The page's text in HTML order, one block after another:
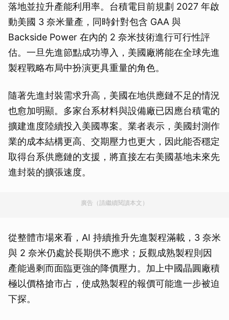
落地並拉升產能利用率。台積電目前規劃 2027 年啟
動美國 3 奈米量產，同時針對包含 GAA 與
Backside Power 在內的 2 奈米技術進行可行性評
估。一旦先進節點成功導入，美國廠將能在全球先進
製程戰略布局中扮演更具重量的角色。
隨著先進封裝需求升高，美國在地供應鏈不足的情況
也愈加明顯。多家台系材料與設備廠已因應台積電的
擴建進度陸續投入美國專案。業者表示，美國封測作
業的成本結構更高、交期壓力也更大，因此能否穩定
取得台系供應鏈的支援，將直接左右美國基地未來先
進封裝的擴張速度。
廣告（請繼續閱讀本文）
從整體市場來看，AI 持續推升先進製程滿載，3 奈米
與 2 奈米仍處於長期供不應求；反觀成熟製程則因
產能過剩而面臨更強的降價壓力。加上中國晶圓廠積
極以價格搶市占，使成熟製程的報價可能進一步被迫
下探。